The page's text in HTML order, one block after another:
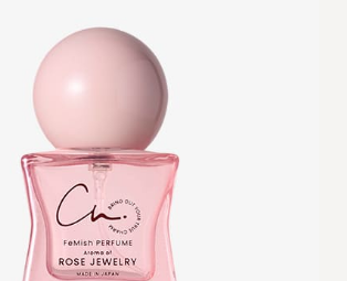
ブランドコンセプト
お知らせ